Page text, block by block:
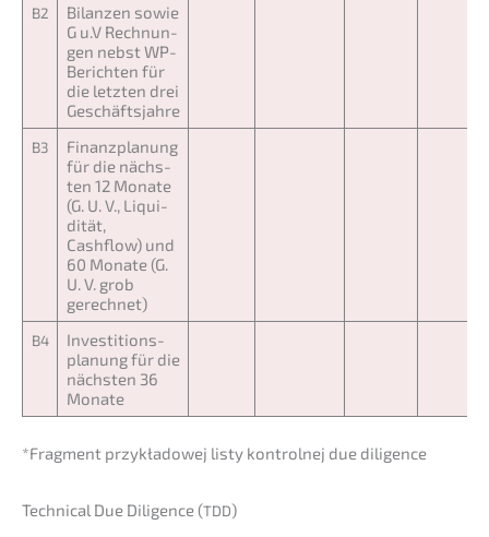
B2
Bilan­zen sowie
G u.V Rechnun­
gen nebst WP-
Berich­ten für
die letzten drei
Geschäftsjahre
B3
Finanz­pla­nung
für die nächs­
ten 12 Monate
(G. U. V., Liqui­
di­tät,
Cashflow) und
60 Monate (G.
U. V. grob
gerechnet)
B4
Inves­ti­ti­ons­
pla­nung für die
nächs­ten 36
Monate
*Fragment przykła­do­wej listy kontrol­nej due diligence
Techni­cal Due Diligence (TDD)